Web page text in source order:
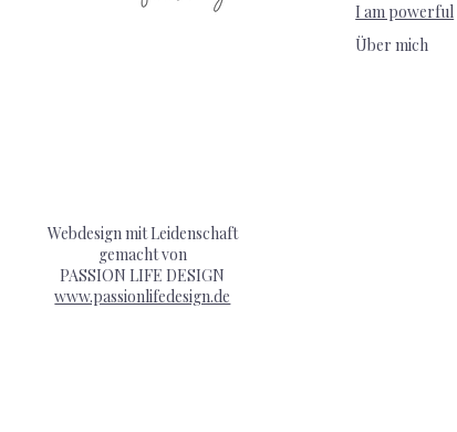
Webdesign mit Leidenschaft
gemacht von
PASSION LIFE DESIGN
www.passionlifedesign.de
I am powerful
Über mich